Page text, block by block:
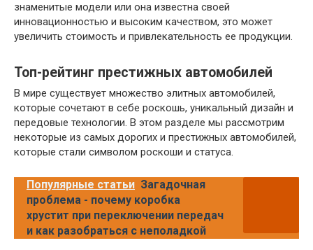
знаменитые модели или она известна своей
инновационностью и высоким качеством, это может
увеличить стоимость и привлекательность ее продукции.
Топ-рейтинг престижных автомобилей
В мире существует множество элитных автомобилей,
которые сочетают в себе роскошь, уникальный дизайн и
передовые технологии. В этом разделе мы рассмотрим
некоторые из самых дорогих и престижных автомобилей,
которые стали символом роскоши и статуса.
Популярные статьи Загадочная
проблема - почему коробка
хрустит при переключении передач
и как разобраться с неполадкой